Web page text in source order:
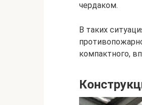
чердаком.
В таких
компактного,